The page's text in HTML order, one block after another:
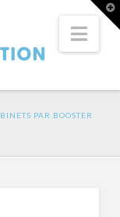
PAR BOOSTER